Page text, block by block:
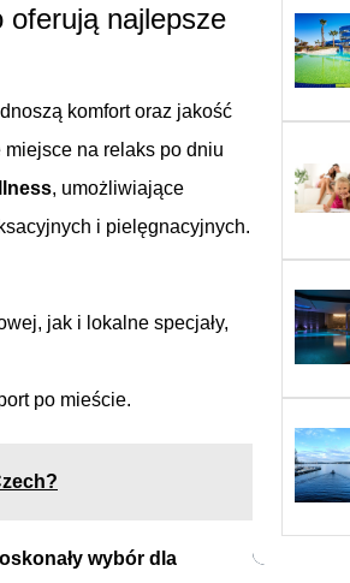
oferują najlepsze
komfort oraz jakość
na relaks po dniu
, umożliwiające
i pielęgnacyjnych.
jak i lokalne specjały,
po mieście.
wybór dla